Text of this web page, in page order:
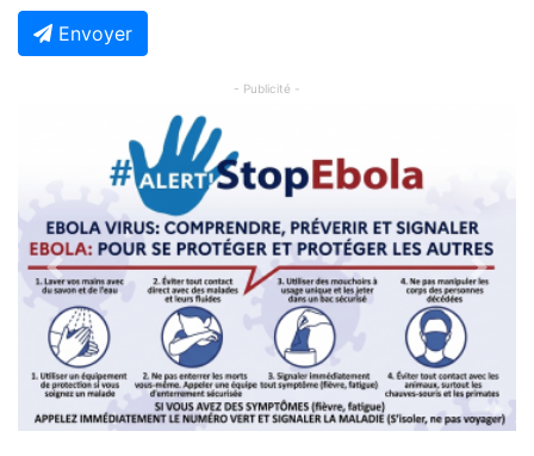
Envoyer
- Publicité -
Previous Next